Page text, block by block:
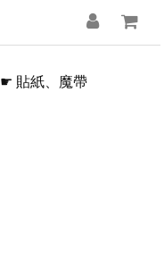
☛ 貼紙、魔帶